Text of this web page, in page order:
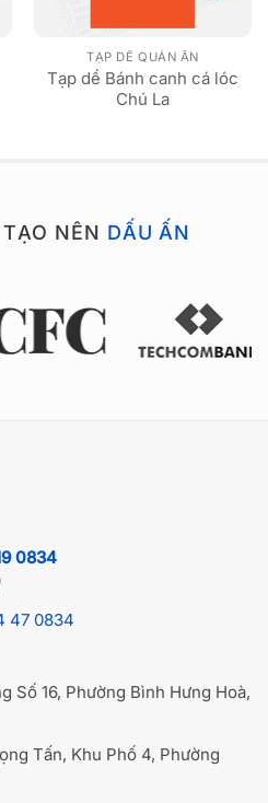
TẠP DỀ QUÁN ĂN
Tạp dề Bánh canh cá lóc
Chú La
NÊN DẤU ẤN
0834
47 0834
Số 16, Phường Bình Hưng Hoà,
Tấn, Khu Phố 4, Phường